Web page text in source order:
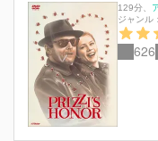
129分
ジャンル：
626